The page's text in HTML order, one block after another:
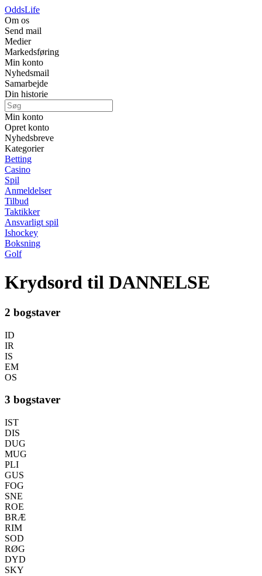
OddsLife
Om os
Send mail
Medier
Markedsføring
Min konto
Nyhedsmail
Samarbejde
Din historie
Min konto
Opret konto
Nyhedsbreve
Kategorier
Betting
Casino
Spil
Anmeldelser
Tilbud
Taktikker
Ansvarligt spil
Ishockey
Boksning
Golf
Krydsord til DANNELSE
2 bogstaver
ID
IR
IS
EM
OS
3 bogstaver
IST
DIS
DUG
MUG
PLI
GUS
FOG
SNE
ROE
BRÆ
RIM
SOD
RØG
DYD
SKY